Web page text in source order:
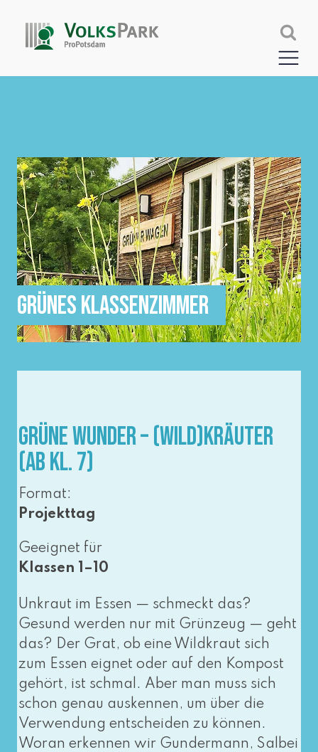
GRÜNES KLASSENZIMMER
Grüne Wunder – (Wild)Kräuter
(ab Kl. 7)
Format:
Projekttag
Geeignet für
Klassen 1–10
Unkraut im Essen — schmeckt das?
Gesund wer­den nur mit Grünzeug — geht
das? Der Grat, ob eine Wildkraut sich
zum Essen eig­net oder auf den Kompost
gehört, ist schmal. Aber man muss sich
schon genau aus­ken­nen, um über die
Verwendung ent­schei­den zu kön­nen.
Woran erken­nen wir Gundermann, Salbei